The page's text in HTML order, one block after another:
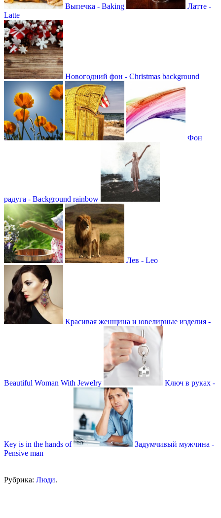
Выпечка - Baking
Латте -
Latte
Новогодний фон - Christmas background
Фон
радуга - Background rainbow
Лев - Leo
Красивая женщина и ювелирные изделия -
Beautiful Woman With Jewelry Ключ в руках -
Кey is in the hands of
Задумчивый мужчина -
Pensive man
Рубрика: Люди.